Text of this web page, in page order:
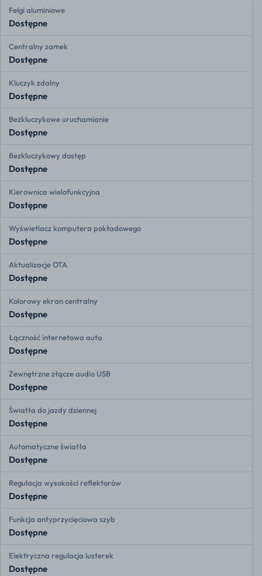
Felgi aluminiowe
Dostępne
Centralny zamek
Dostępne
Kluczyk zdalny
Dostępne
Bezkluczykowe uruchamianie
Dostępne
Bezkluczykowy dostęp
Dostępne
Kierownica wielofunkcyjna
Dostępne
Wyświetlacz komputera pokładowego
Dostępne
Aktualizacje OTA
Dostępne
Kolorowy ekran centralny
Dostępne
Łączność internetowa auta
Dostępne
Zewnętrzne złącze audio USB
Dostępne
Światła do jazdy dziennej
Dostępne
Automatyczne światła
Dostępne
Regulacja wysokości reflektorów
Dostępne
Funkcja antyprzycięciowa szyb
Dostępne
Elektryczna regulacja lusterek
Dostępne